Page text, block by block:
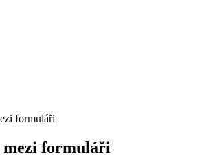
formuláři
mezi formuláři